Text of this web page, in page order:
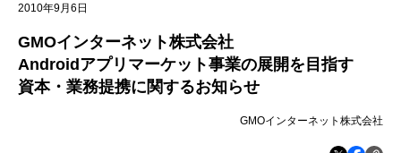
2010年9月6日
GMOインターネット株式会社
Androidアプリマーケット事業の展開を目指す
資本・業務提携に関するお知らせ
GMOインターネット株式会社